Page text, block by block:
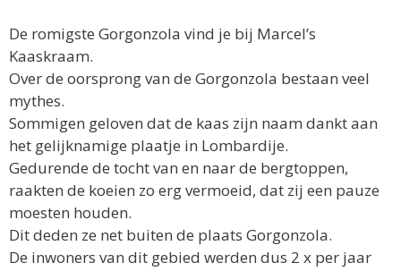
De romigste Gorgonzola vind je bij Marcel’s
Kaaskraam.
Over de oorsprong van de Gorgonzola bestaan veel
mythes.
Sommigen geloven dat de kaas zijn naam dankt aan
het gelijknamige plaatje in Lombardije.
Gedurende de tocht van en naar de bergtoppen,
raakten de koeien zo erg vermoeid, dat zij een pauze
moesten houden.
Dit deden ze net buiten de plaats Gorgonzola.
De inwoners van dit gebied werden dus 2 x per jaar